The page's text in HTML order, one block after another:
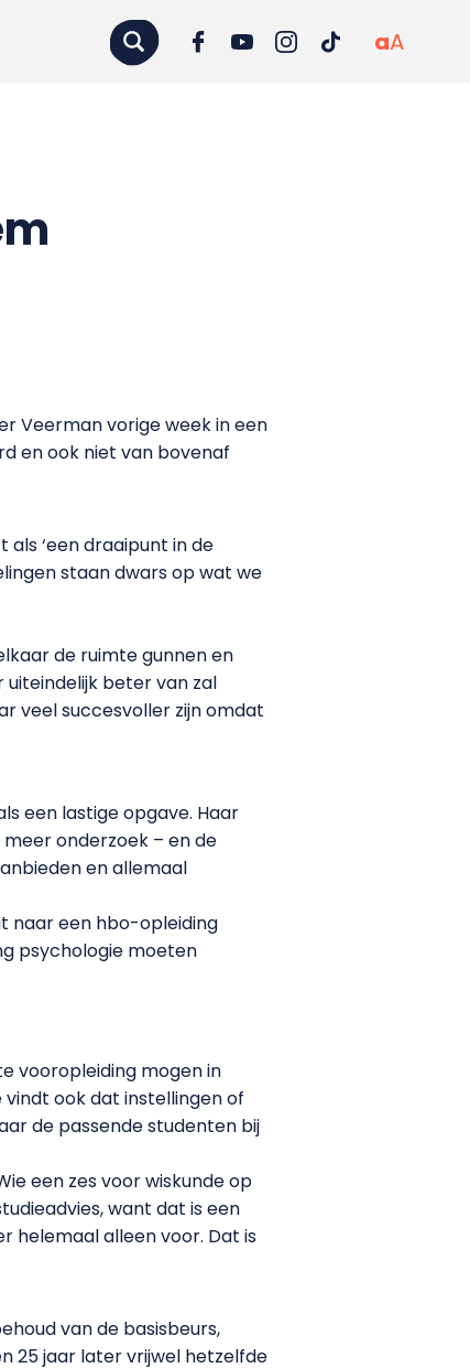
aA
Veerman vorige week in een
en ook niet van bovenaf
‘een draaipunt in de
staan dwars op wat we
de ruimte gunnen en
beter van zal
veel succesvoller zijn omdat
een lastige opgave. Haar
onderzoek – en de
en allemaal
naar een hbo-opleiding
psychologie moeten
vooropleiding mogen in
ook dat instellingen of
de passende studenten bij
een zes voor wiskunde op
want dat is een
helemaal alleen voor. Dat is
van de basisbeurs,
25 jaar later vrijwel hetzelfde